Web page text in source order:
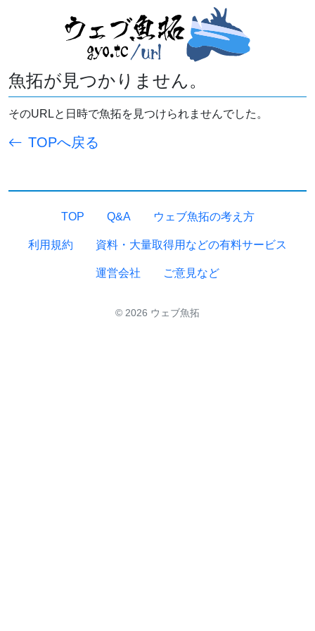
魚拓が見つかりません。
そのURLと日時で魚拓を見つけられませんでした。
TOPへ戻る
TOP Q&A ウェブ魚拓の考え方
利用規約 資料・大量取得用などの有料サービス
運営会社 ご意見など
© 2026 ウェブ魚拓